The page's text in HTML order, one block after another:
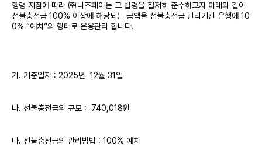
행령 지침에 따라 ㈜니즈페이는 그 법령을 철저히 준수하고자 아래와 같이
선불충전금 100% 이상에 해당되는 금액을 선불충전금 관리기관 은행에 10
0% “예치”의 형태로 운용관리 합니다.
가. 기준일자 : 2025년 12월 31일
나. 선불충전금의 규모 : 740,018원
다. 선불충전금의 관리방법 : 100% 예치